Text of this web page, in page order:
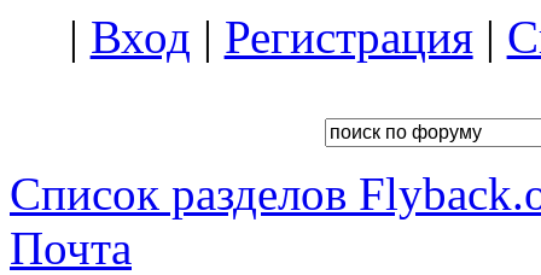
| Вход | Регистрация|
Список разделов
Почта